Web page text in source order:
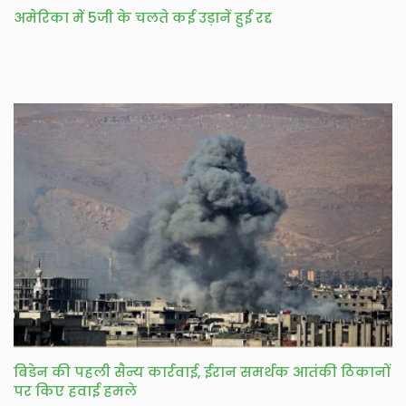
अमेरिका में 5जी के चलते कई उड़ानें हुई रद्द
बिडेन की पहली सैन्य कार्रवाई, ईरान समर्थक आतंकी ठिकानों
पर किए हवाई हमले